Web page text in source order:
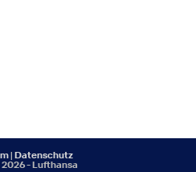
|Datenschutz
- Lufthansa